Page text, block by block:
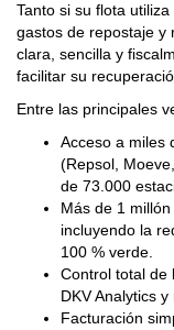
Tanto si su flota
gastos de repostaje y
clara, sencilla y
facilitar su
Entre las principales
Acceso a miles
(Repsol,
de 73.000
Más de 1
incluyendo la
100 % verde.
Control total de
DKV Analytics
Facturación